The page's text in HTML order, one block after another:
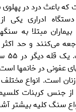
که باعث درد در
ادراری یکی از
مبتلا به
می‌کنند و حد
عفونی در خانمها
مردان ۴ برابر زنان است.
از جنس کربنات
سنگ کلیهبیشتر